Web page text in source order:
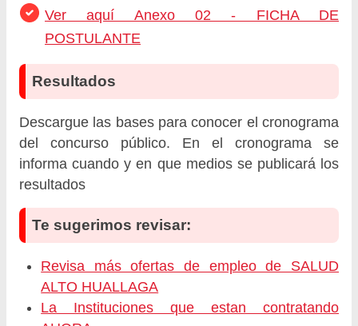
Ver aquí Anexo 02 - FICHA DE
POSTULANTE
Resultados
Descargue las bases para conocer el cronograma
del concurso público. En el cronograma se
informa cuando y en que medios se publicará los
resultados
Te sugerimos revisar:
Revisa más ofertas de empleo de SALUD
ALTO HUALLAGA
La Instituciones que estan contratando